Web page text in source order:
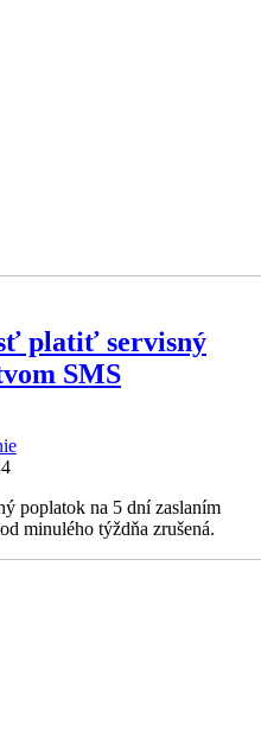
platiť servisný
SMS
poplatok na 5 dní zaslaním
minulého týždňa zrušená.